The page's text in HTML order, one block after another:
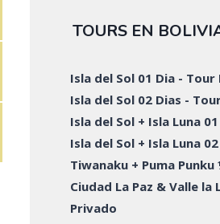
TOURS EN
Isla del Sol 01 Dia - Tour
Isla del Sol 02 Dias -
Isla del Sol + Isla Luna
Isla del Sol + Isla Luna
Tiwanaku + Puma
Ciudad La Paz & Valle la
Privado